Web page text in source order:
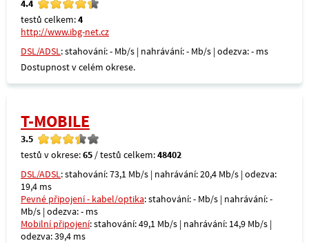
4.4
testů celkem:4
http://www.ibg-net.cz
DSL/ADSL: stahování: - Mb/s | nahrávání: - Mb/s | odezva: - ms
Dostupnost v celém okrese.
T-MOBILE
3.5
testů v okrese:65 / testů celkem:48402
DSL/ADSL: stahování: 73,1 Mb/s | nahrávání: 20,4 Mb/s | odezva:
19,4 ms
Pevné připojení - kabel/optika: stahování: - Mb/s | nahrávání: -
Mb/s | odezva: - ms
Mobilní připojení: stahování: 49,1 Mb/s | nahrávání: 14,9 Mb/s |
odezva: 39,4 ms